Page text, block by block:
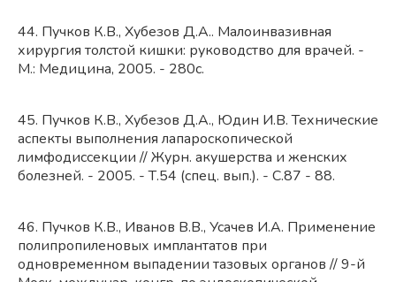
44. Пучков К.В., Хубезов Д.А.. Малоинвазивная
хирургия толстой кишки: руководство для врачей. -
М.: Медицина, 2005. - 280с.
45. Пучков К.В., Хубезов Д.А., Юдин И.В. Технические
аспекты выполнения лапароскопической
лимфодиссекции // Журн. акушерства и женских
болезней. - 2005. - Т.54 (спец. вып.). - С.87 - 88.
46. Пучков К.В., Иванов В.В., Усачев И.А. Применение
полипропиленовых имплантатов при
одновременном выпадении тазовых органов // 9-й